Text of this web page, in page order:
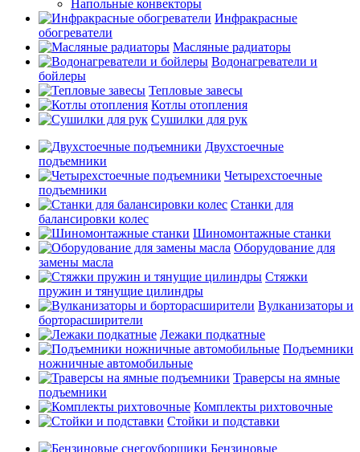
Напольные конвекторы
Инфракрасные
обогреватели
Масляные радиаторы
Водонагреватели и
бойлеры
Тепловые завесы
Котлы отопления
Сушилки для рук
Двухстоечные
подъемники
Четырехстоечные
подъемники
Станки для
балансировки колес
Шиномонтажные станки
Оборудование для
замены масла
Стяжки
пружин и тянущие цилиндры
Вулканизаторы и
борторасширители
Лежаки подкатные
Подъемники
ножничные автомобильные
Траверсы на ямные
подъемники
Комплекты рихтовочные
Стойки и подставки
Бензиновые